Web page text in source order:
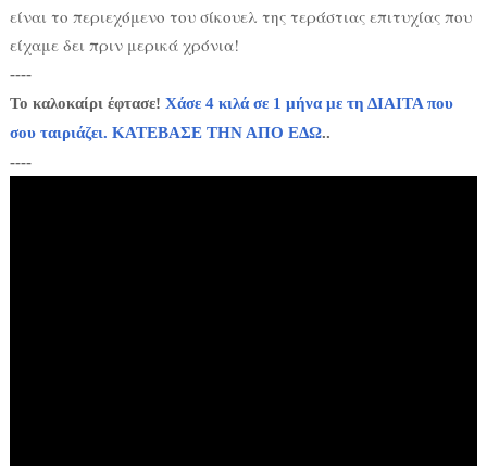
είναι το περιεχόμενο του σίκουελ της τεράστιας επιτυχίας που
είχαμε δει πριν μερικά χρόνια!
----
Το καλοκαίρι έφτασε! Χάσε 4 κιλά σε 1 μήνα με τη ΔΙΑΙΤΑ που
σου ταιριάζει. ΚΑΤΕΒΑΣΕ ΤΗΝ ΑΠΟ ΕΔΩ..
----